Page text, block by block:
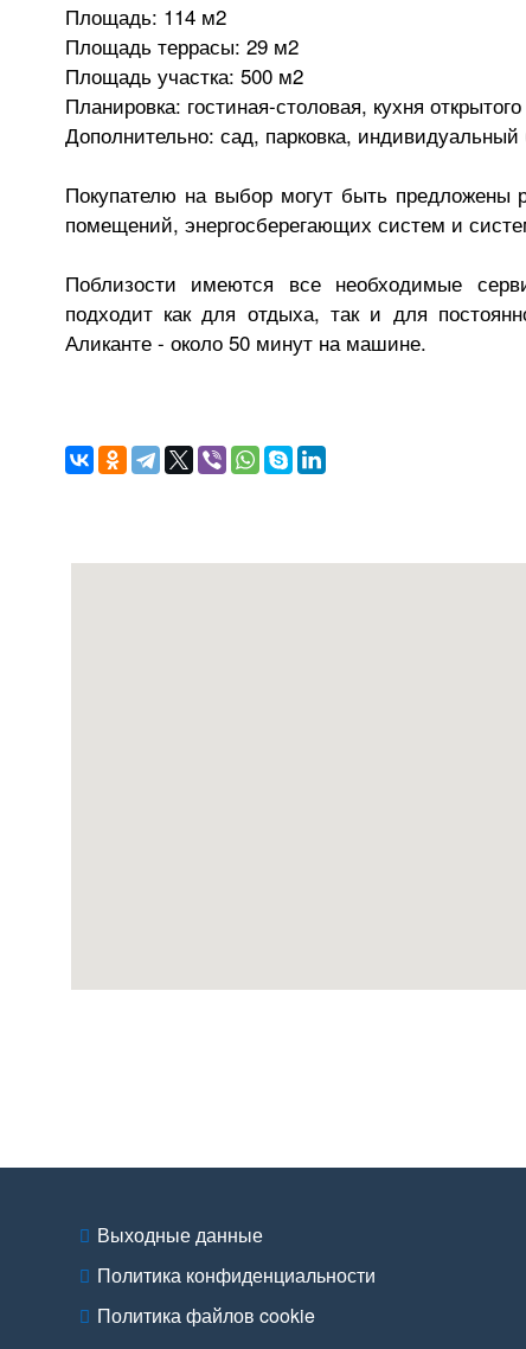
Площадь: 114 м2
Площадь террасы: 29 м2
Площадь участка: 500 м2
Планировка: гостиная-столовая, кухня
Дополнительно: сад, парковка,
Покупателю на выбор могут быть предложены
помещений, энергосберегающих систем и
Поблизости имеются все необходимые
подходит как для отдыха, так и для
Аликанте - около 50 минут на машине.
Выходные данные
Политика конфиденциальности
Политика файлов cookie